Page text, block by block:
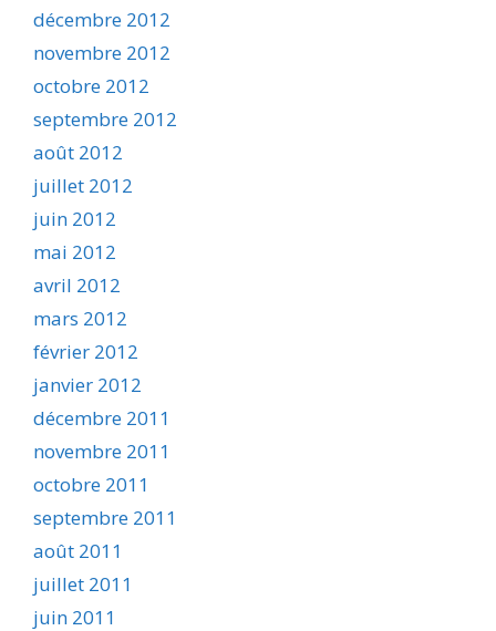
décembre 2012
novembre 2012
octobre 2012
septembre 2012
août 2012
juillet 2012
juin 2012
mai 2012
avril 2012
mars 2012
février 2012
janvier 2012
décembre 2011
novembre 2011
octobre 2011
septembre 2011
août 2011
juillet 2011
juin 2011